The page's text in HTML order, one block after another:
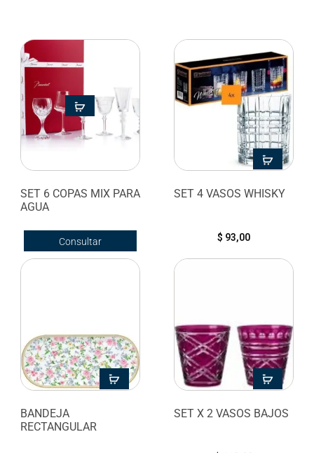
SET 6 COPAS MIX PARA
AGUA
Consultar
disponibilidad
SET 4 VASOS WHISKY
$ 93,00
BANDEJA
RECTANGULAR
SET X 2 VASOS BAJOS